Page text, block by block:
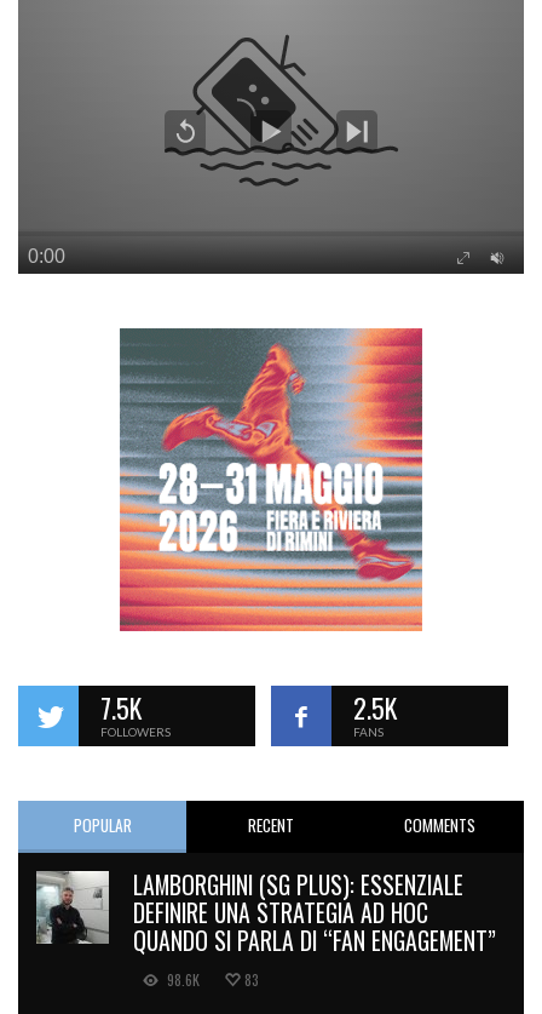
7.5K
FOLLOWERS
2.5K
FANS
POPULAR RECENT COMMENTS
LAMBORGHINI (SG PLUS): ESSENZIALE
DEFINIRE UNA STRATEGIA AD HOC
QUANDO SI PARLA DI “FAN ENGAGEMENT”
98.6K 83